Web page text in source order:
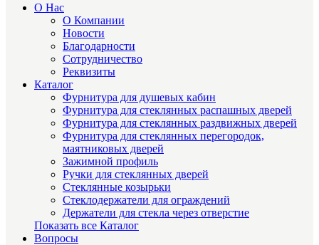
О Нас
О Компании
Новости
Благодарности
Сотрудничество
Реквизиты
Каталог
Фурнитура для душевых кабин
Фурнитура для стеклянных распашных дверей
Фурнитура для стеклянных раздвижных дверей
Фурнитура для стеклянных перегородок,
маятниковых дверей
Зажимной профиль
Ручки для стеклянных дверей
Стеклянные козырьки
Стеклодержатели для ограждений
Держатели для стекла через отверстие
Показать все Каталог
Вопросы